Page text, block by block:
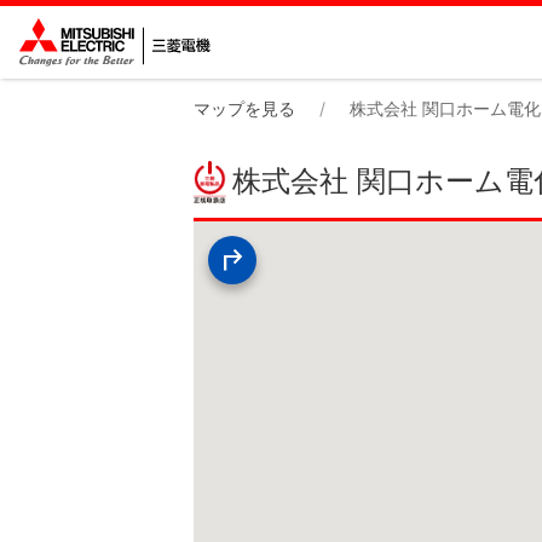
マップを見る 株式会社 関口ホーム電化
株式会社 関口ホーム電